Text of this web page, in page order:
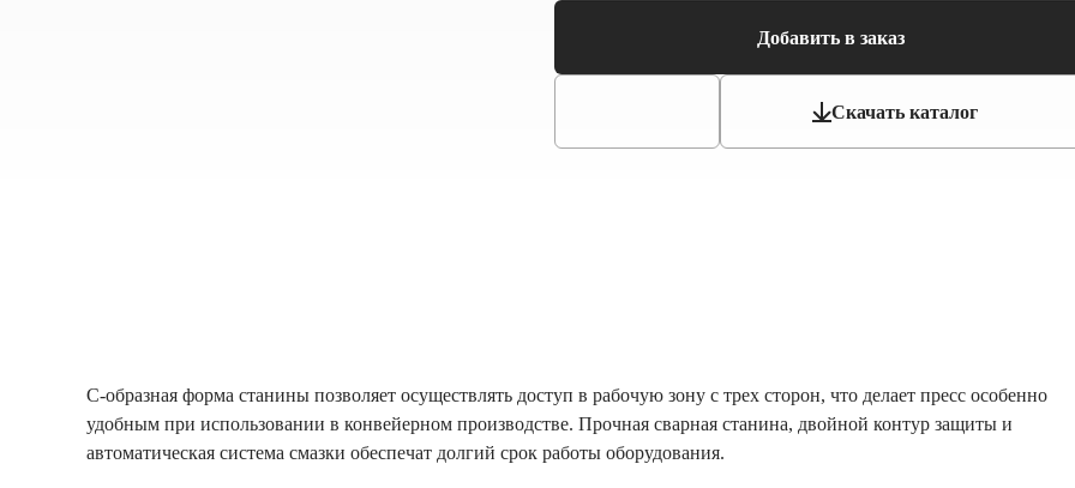
Добавить в заказ
Скачать каталог
С-образная форма станины позволяет осуществлять доступ в рабочую зону с трех сторон, что делает пресс особенно
удобным при использовании в конвейерном производстве. Прочная сварная станина, двойной контур защиты и
автоматическая система смазки обеспечат долгий срок работы оборудования.